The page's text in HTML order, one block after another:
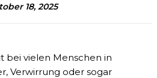
18, 2025
bei vielen Menschen in
Verwirrung oder sogar